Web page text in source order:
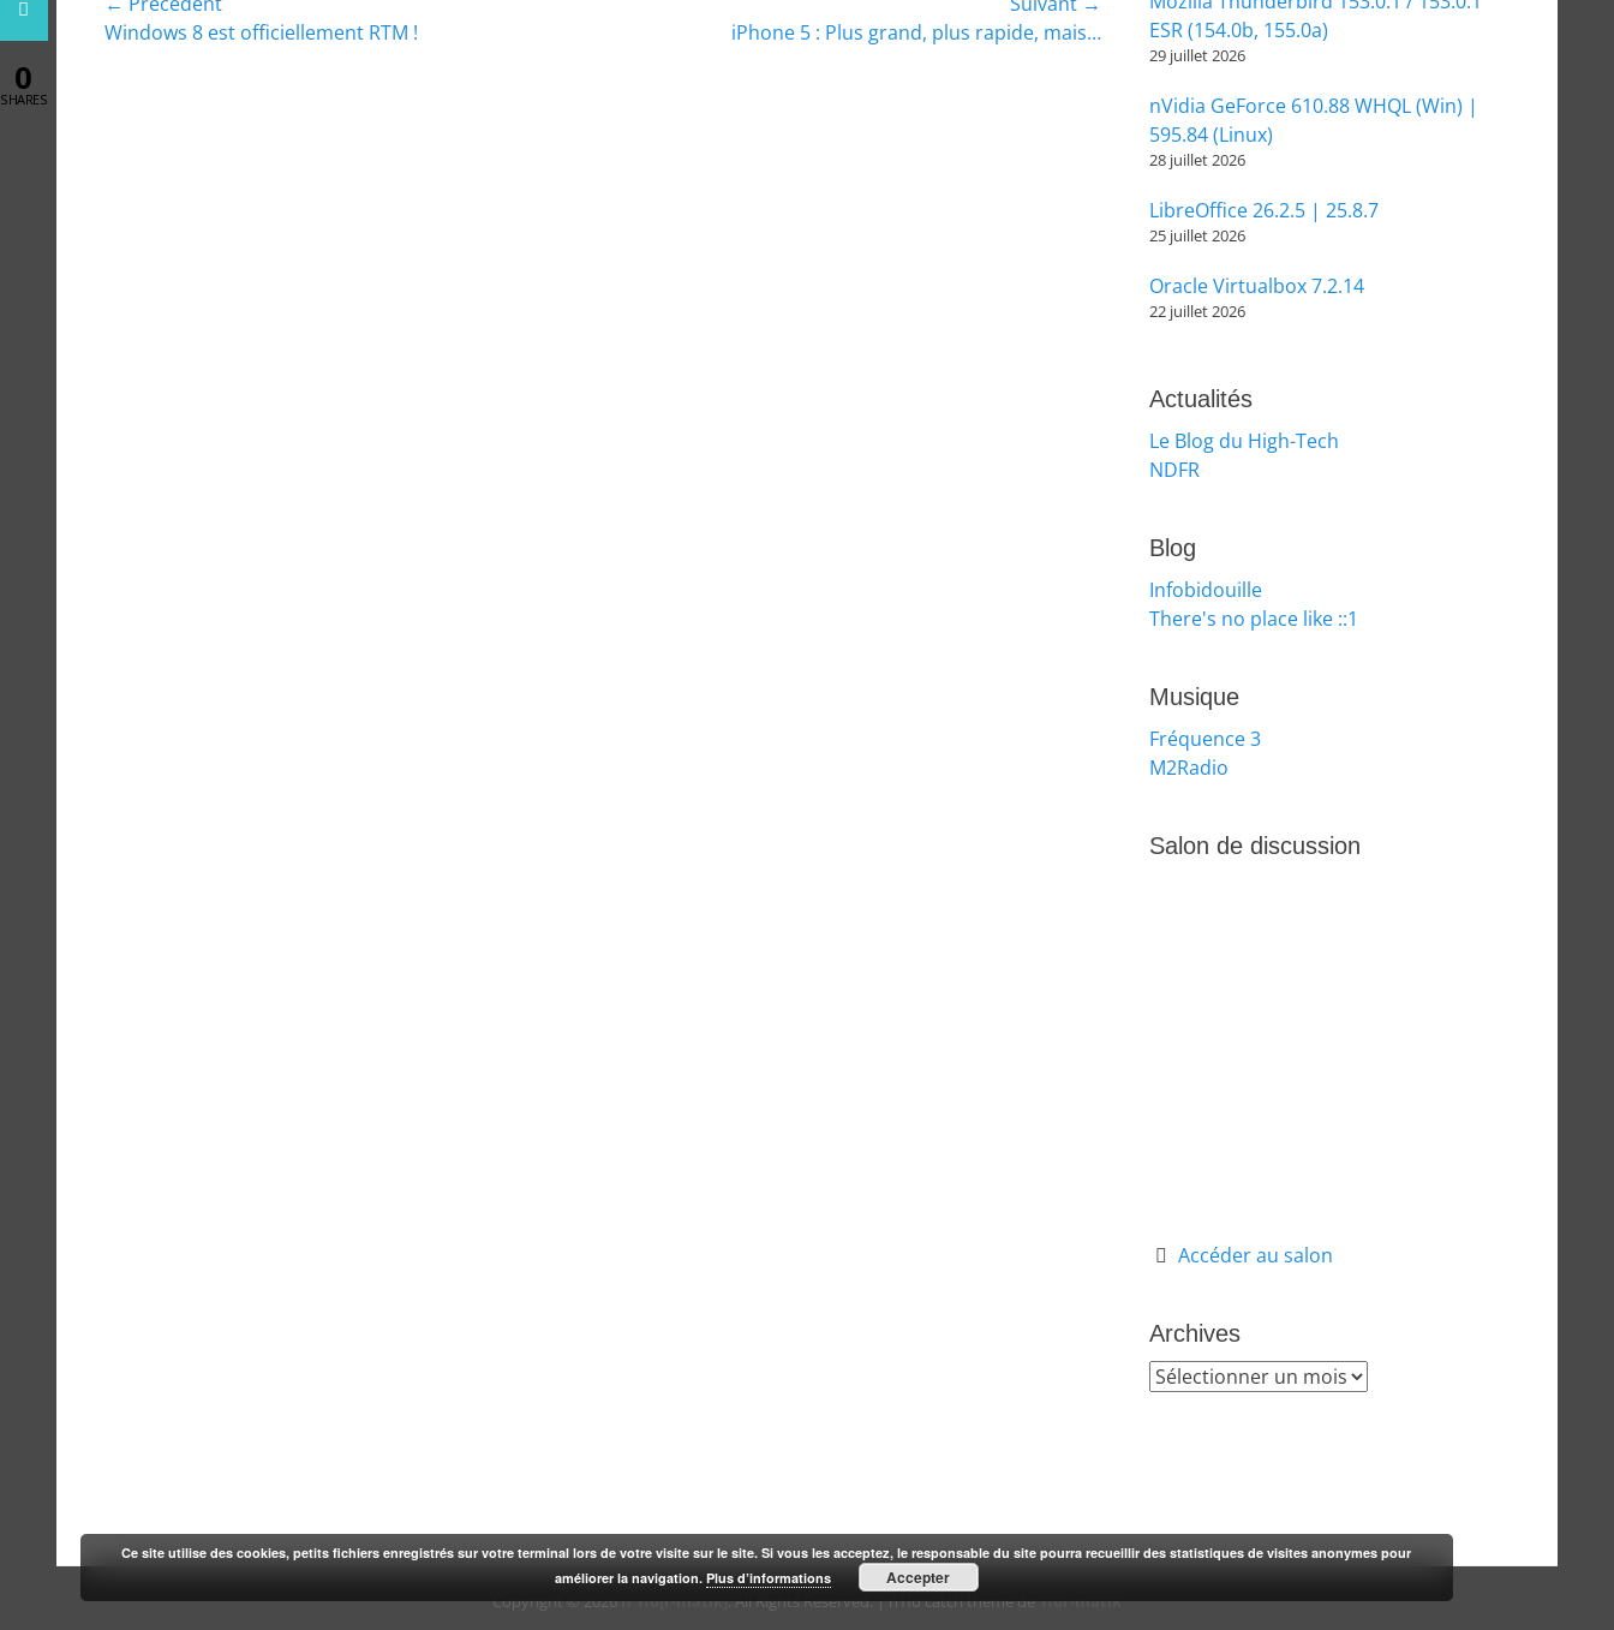
Navigation
de
Article
Windows 8 est officiellement RTM ! iPhone 5 : Plus grand, plus rapide, mais…
ESR (154.0b, 155.0a)
29 juillet 2026
nVidia GeForce 610.88 WHQL (Win) |
595.84 (Linux)
28 juillet 2026
LibreOffice 26.2.5 | 25.8.7
25 juillet 2026
Oracle Virtualbox 7.2.14
22 juillet 2026
Actualités
Le Blog du High-Tech
NDFR
Blog
Infobidouille
There's no place like ::1
Musique
Fréquence 3
M2Radio
Salon de discussion
Accéder au salon
Archives
Archives
Copyright © 2026n'1fo[r-matik]. All Rights Reserved. | n1fo catch theme de1for-matik
0
SHARES
Ce site utilise des cookies, petits fichiers enregistrés sur votre terminal lors de votre visite sur le site. Si vous les acceptez, le responsable du site pourra recueillir des statistiques de visites anonymes pour
améliorer la navigation. Plus d’informations Accepter